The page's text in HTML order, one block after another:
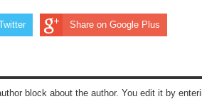
Share on Google Plus
block about the author. You edit it by